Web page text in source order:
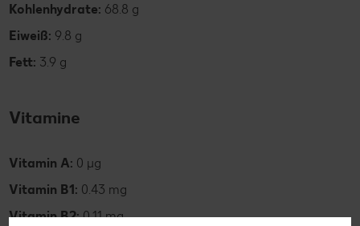
Kohlenhydrate: 68.8 g
Eiweiß: 9.8 g
Fett: 3.9 g
Vitamine
Vitamin A: 0 µg
Vitamin B1: 0.43 mg
Vitamin B2:0.11 mg